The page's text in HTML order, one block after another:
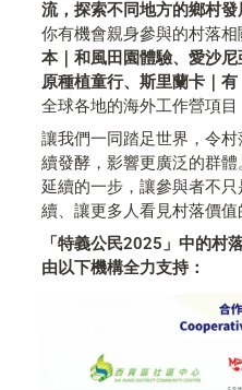
流，探索不同地方的鄉村發
你有機會親身參與的村落相
本｜和風田園體驗、愛沙
原種植童行、斯里蘭卡｜
全球各地的海外工作營項目
讓我們一同踏足世界，令
續發酵，影響更廣泛的群
延續的一步，讓參與者不
續、讓更多人看見村落價值
「特義公民2025」中的村
由以下機構全力支持：